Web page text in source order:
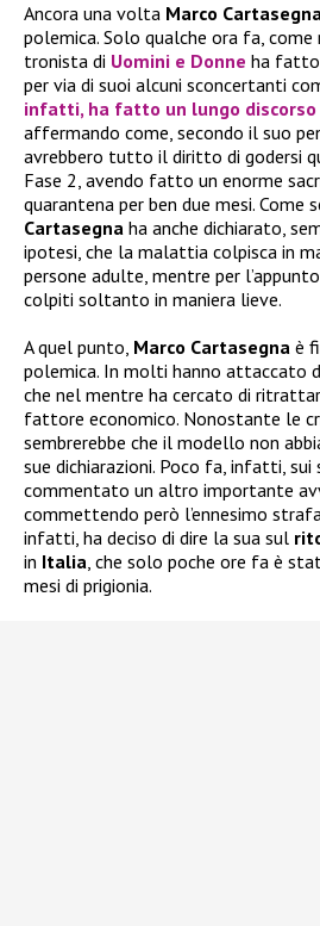
Ancora una volta Marco
polemica. Solo qualche ora fa, come
tronista di Uomini e Donne ha fatto
per via di suoi alcuni sconcertanti
infatti, ha fatto un lungo discorso
affermando come, secondo il suo
avrebbero tutto il diritto di godersi
Fase 2, avendo fatto un enorme
quarantena per ben due mesi. Come
Cartasegna ha anche dichiarato,
ipotesi, che la malattia colpisca in
persone adulte, mentre per
colpiti soltanto in maniera lieve.
A quel punto, Marco Cartasegna è
polemica. In molti hanno attaccato
che nel mentre ha cercato di
fattore economico. Nonostante le
sembrerebbe che il modello non
sue dichiarazioni. Poco fa, infatti, sui
commentato un altro importante
commettendo però l’ennesimo
infatti, ha deciso di dire la sua sul
in Italia, che solo poche ore fa è
mesi di prigionia.